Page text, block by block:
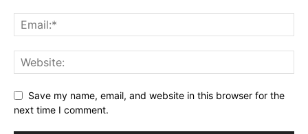
Save my name, email, and website in this browser for the
next time I comment.